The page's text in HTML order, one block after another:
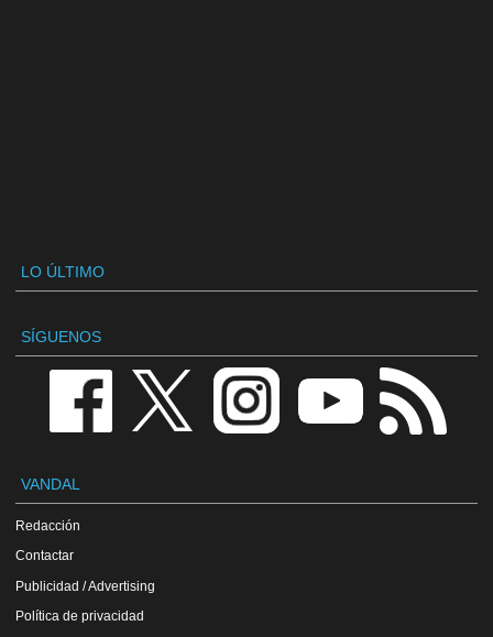
LO ÚLTIMO
SÍGUENOS
VANDAL
Redacción
Contactar
Publicidad / Advertising
Política de privacidad